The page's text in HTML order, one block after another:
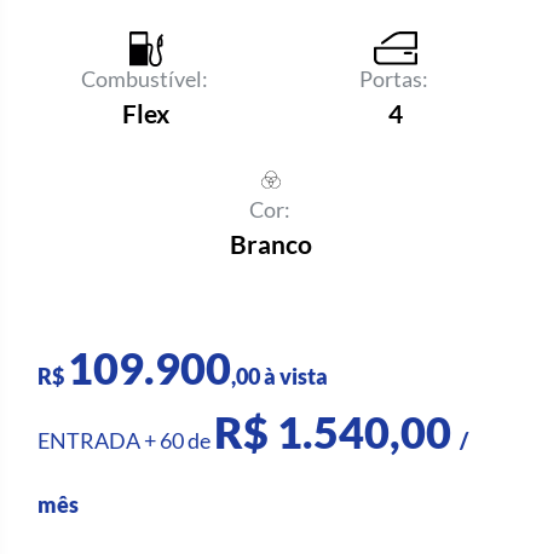
Combustível:
Flex
Portas:
4
Cor:
Branco
R$ 109.900,00 à vista
ENTRADA + 60 de R$ 1.540,00/
mês